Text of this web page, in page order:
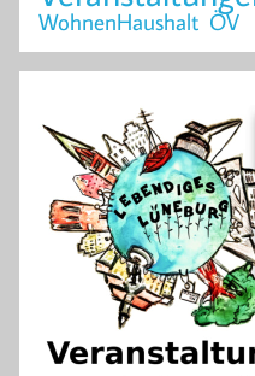
WohnenHaushalt ÖV